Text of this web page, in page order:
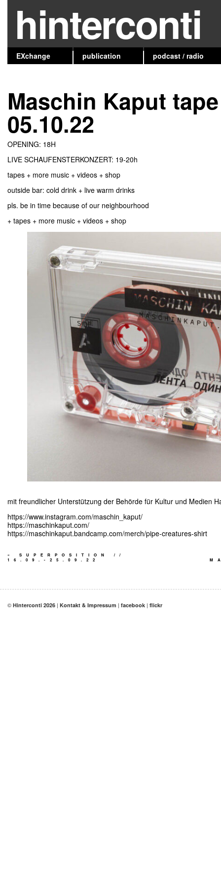
hinterconti
EXchange publication podcast / radio
Maschin Kaput
05.10.22
OPENING: 18H
LIVE SCHAUFENSTERKONZERT: 19-20h
tapes + more music + videos + shop
outside bar: cold drink + live warm drinks
pls. be in time because of our neighbourhood
+ tapes + more music + videos + shop
mit freundlicher Unterstützung der Behörde für Kultur und Medien
https://www.instagram.com/maschin_kaput/
https://maschinkaput.com/
https://maschinkaput.bandcamp.com/merch/pipe-creatures-shirt
«
SUPERPOSITION //
16.09.-25.09.22
© Hinterconti 2026 | Kontakt & Impressum | facebook | flickr